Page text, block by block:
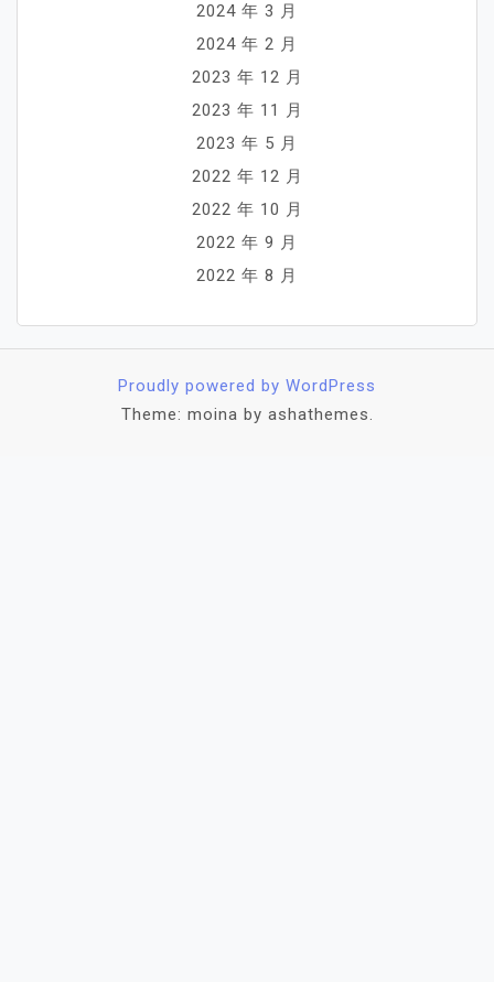
2024 年 3 月
2024 年 2 月
2023 年 12 月
2023 年 11 月
2023 年 5 月
2022 年 12 月
2022 年 10 月
2022 年 9 月
2022 年 8 月
Proudly powered by WordPress
Theme: moina by ashathemes.